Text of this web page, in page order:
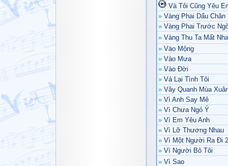
Và Tôi Cũng Yêu
» Vàng Phai Dấu Chân
» Vàng Phai Trước
» Vàng Thu Ta Mất
» Vào Mộng
» Vào Mưa
» Vào Đời
» Vá Lại Tình Tôi
» Vây Quanh Mùa
» Vì Anh Say Mê
» Vì Chưa Ngỏ Ý
» Vì Em Yêu Anh
» Vì Lỡ Thương Nhau
» Vì Một Người Ra Đi 2
» Vì Người Bỏ Tôi
» Vì Sao